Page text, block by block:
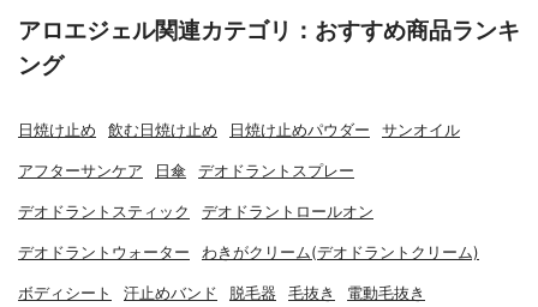
アロエジェル関連カテゴリ：おすすめ商品ランキ
ング
日焼け止め 飲む日焼け止め 日焼け止めパウダー サンオイル
アフターサンケア 日傘 デオドラントスプレー
デオドラントスティック デオドラントロールオン
デオドラントウォーター わきがクリーム(デオドラントクリーム)
ボディシート 汗止めバンド 脱毛器 毛抜き 電動毛抜き